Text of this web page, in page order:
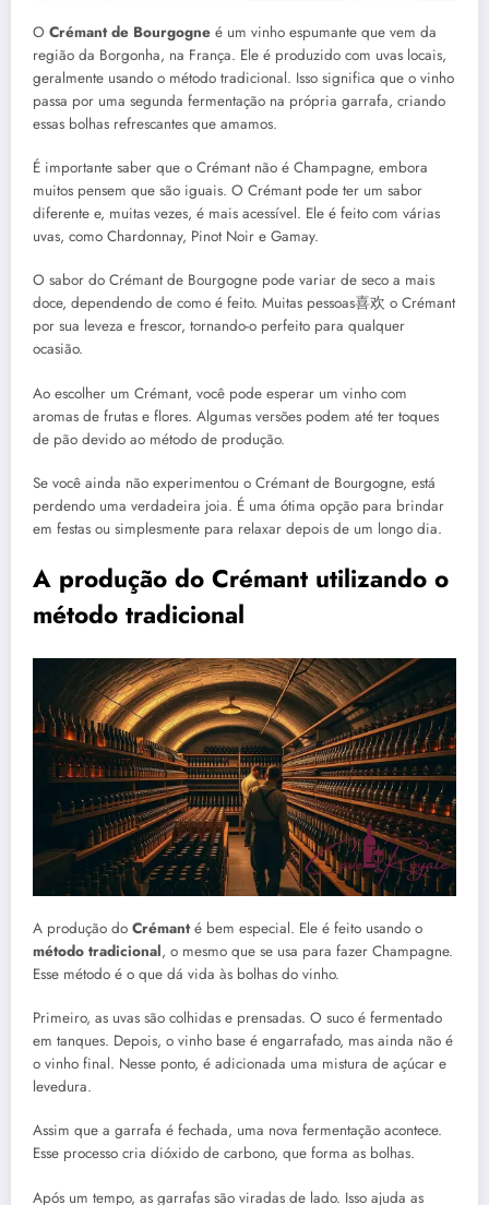
O Crémant de Bourgogne é um vinho espumante que vem da
região da Borgonha, na França. Ele é produzido com uvas locais,
geralmente usando o método tradicional. Isso significa que o vinho
passa por uma segunda fermentação na própria garrafa, criando
essas bolhas refrescantes que amamos.
É importante saber que o Crémant não é Champagne, embora
muitos pensem que são iguais. O Crémant pode ter um sabor
diferente e, muitas vezes, é mais acessível. Ele é feito com várias
uvas, como Chardonnay, Pinot Noir e Gamay.
O sabor do Crémant de Bourgogne pode variar de seco a mais
doce, dependendo de como é feito. Muitas pessoas喜欢 o Crémant
por sua leveza e frescor, tornando-o perfeito para qualquer
ocasião.
Ao escolher um Crémant, você pode esperar um vinho com
aromas de frutas e flores. Algumas versões podem até ter toques
de pão devido ao método de produção.
Se você ainda não experimentou o Crémant de Bourgogne, está
perdendo uma verdadeira joia. É uma ótima opção para brindar
em festas ou simplesmente para relaxar depois de um longo dia.
A produção do Crémant utilizando o
método tradicional
A produção do Crémanté bem especial. Ele é feito usando o
método tradicional, o mesmo que se usa para fazer Champagne.
Esse método é o que dá vida às bolhas do vinho.
Primeiro, as uvas são colhidas e prensadas. O suco é fermentado
em tanques. Depois, o vinho base é engarrafado, mas ainda não é
o vinho final. Nesse ponto, é adicionada uma mistura de açúcar e
levedura.
Assim que a garrafa é fechada, uma nova fermentação acontece.
Esse processo cria dióxido de carbono, que forma as bolhas.
Após um tempo, as garrafas são viradas de lado. Isso ajuda as